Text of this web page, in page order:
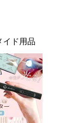
イド用品